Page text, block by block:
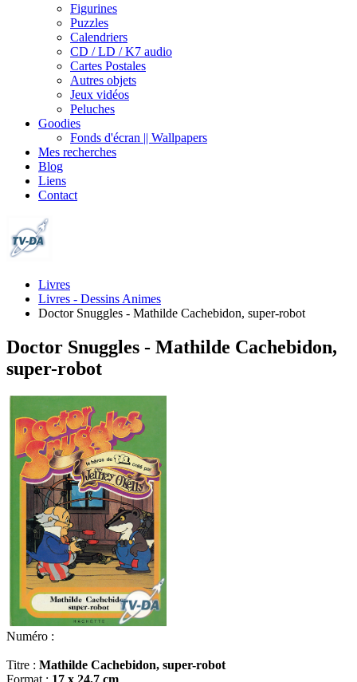
Figurines
Puzzles
Calendriers
CD / LD / K7 audio
Cartes Postales
Autres objets
Jeux vidéos
Peluches
Goodies
Fonds d'écran || Wallpapers
Mes recherches
Blog
Liens
Contact
Livres
Livres - Dessins Animes
Doctor Snuggles - Mathilde Cachebidon, super-robot
Doctor Snuggles - Mathilde Cachebidon,
super-robot
Numéro :
Titre : Mathilde Cachebidon, super-robot
Format : 17 x 24,7 cm